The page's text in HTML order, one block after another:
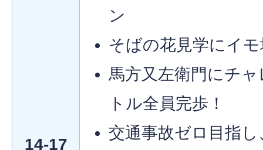
14-17
ン
そばの花見学にイ
馬方又左衛門にチ
トル全員完歩！
交通事故ゼロ目指